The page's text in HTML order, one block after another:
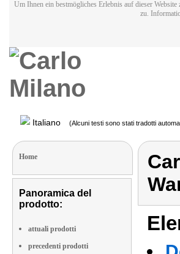
Um Ihnen ein bestmögliches Erlebnis auf dieser
zu.
Italiano (Alcuni testi sono stati tradotti
Home
Panoramica del
prodotto:
attuali prodotti
precedenti prodotti